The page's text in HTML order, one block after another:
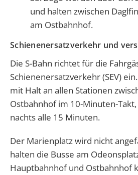
und halten zwischen
am Ostbahnhof.
Schienenersatzverkehr und
Die S-Bahn richtet für die
Schienenersatzverkehr (SEV)
mit Halt an allen Stationen
Ostbahnhof im 10-Minuten-
nachts alle 15 Minuten.
Der Marienplatz wird nicht
halten die Busse am
Hauptbahnhof und Ostbahnhof